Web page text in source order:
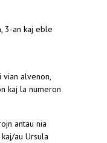
3-an kaj eble
vian alvenon,
kaj la numeron
antau nia
au Ursula